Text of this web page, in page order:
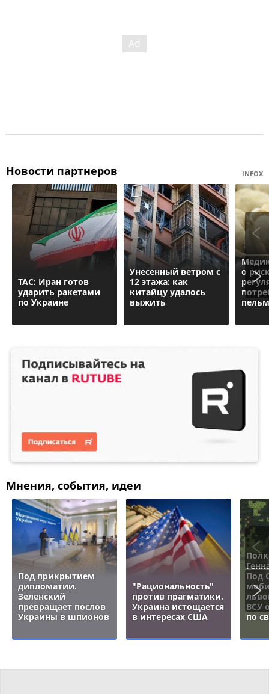
Новости партнеров INFOX
ТАС: Иран готов
ударить ракетами
по Украине
Унесенный ветром с
12 этажа: как
китайцу удалось
выжить
о
Мнения, события, идеи
Под прикрытием
дипломатии.
Зеленский
превращает послов
Украины в шпионов
"Рациональность"
против прагматики.
Украина истощается
в интересах США
Под
ВСУ
по